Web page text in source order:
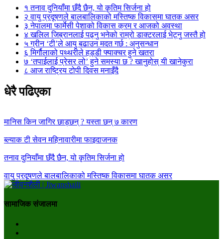
१ तनाव दुनियाँमा छँदै छैन, यो कृतिम सिर्जना हो
२ वायु प्रदूषणले बालबालिकाको मस्तिष्क विकासमा घातक असर
३ नेपालमा फार्मेसी पेशाको विकास क्रम र आजको अवस्था
४ खलिल जिब्रानलाई पढ्नु भनेको राम्रो डाक्टरलाई भेट्नु जस्तै हो
५ग्रीन ‘टी’ले आयु बढाउन मदत गर्छ : अनुसन्धान
६ मिर्गौलाको पथ्थरीले हड्डी फ्याक्चर हुने खतरा
७ ‘तपाईलाई प्रेसर लो’ हुने समस्या छ ? खानुहोस् यी खानेकुरा
८ आज राष्ट्रिय टोपी दिवस मनाइँदै
धेरै पढिएका
मानिस किन जागिर छाड्छन् ? यस्ता छन् ७ कारण
ब्ल्याक टी सेवन महिनावारीमा फाइदाजनक
तनाव दुनियाँमा छँदै छैन, यो कृतिम सिर्जना हो
वायु प्रदूषणले बालबालिकाको मस्तिष्क विकासमा घातक असर
सामाजिक संजालमा